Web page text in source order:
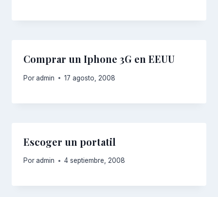
Comprar un Iphone 3G en EEUU
Poradmin 17 agosto, 2008
Escoger un portatil
Poradmin 4 septiembre, 2008